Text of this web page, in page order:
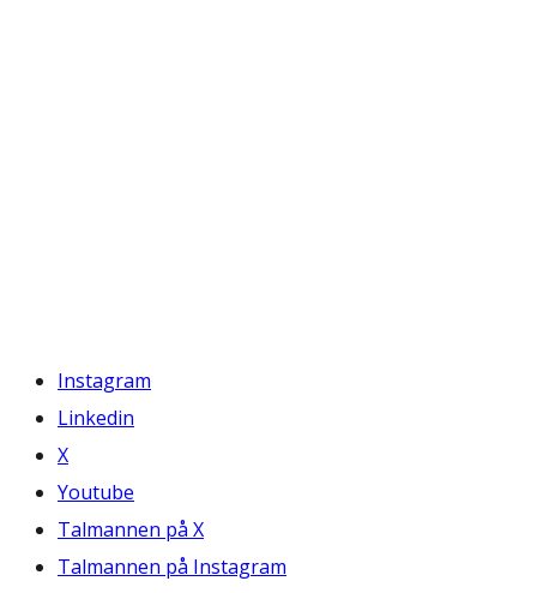
Instagram
Linkedin
X
Youtube
Talmannen på X
Talmannen på Instagram